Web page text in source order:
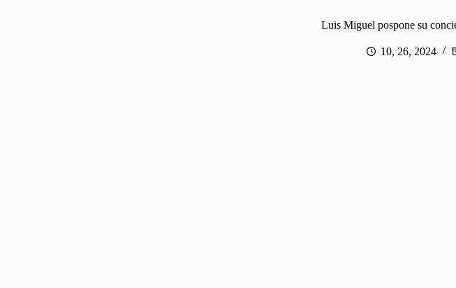
Luis Miguel pospone su
10, 26, 2024